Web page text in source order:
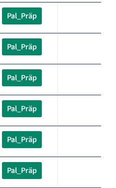
Pal_Präp
Pal_Präp
Pal_Präp
Pal_Präp
Pal_Präp
Pal_Präp